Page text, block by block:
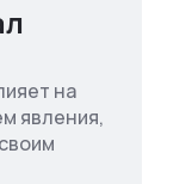
на
явления,